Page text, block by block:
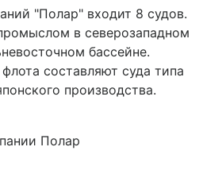
"Полар" входит 8 судов.
в северозападном
бассейне.
составляют суда типа
производства.
Полар